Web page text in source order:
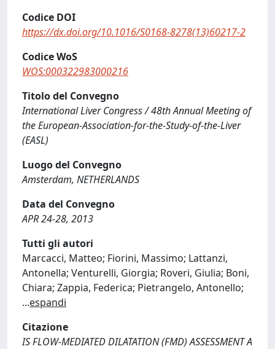
Codice DOI
https://dx.doi.org/10.1016/S0168-8278(13)60217-2
Codice WoS
WOS:000322983000216
Titolo del Convegno
International Liver Congress / 48th Annual Meeting of
the European-Association-for-the-Study-of-the-Liver
(EASL)
Luogo del Convegno
Amsterdam, NETHERLANDS
Data del Convegno
APR 24-28, 2013
Tutti gli autori
Marcacci, Matteo; Fiorini, Massimo; Lattanzi,
Antonella; Venturelli, Giorgia; Roveri, Giulia; Boni,
Chiara; Zappia, Federica; Pietrangelo, Antonello;
...espandi
Citazione
IS FLOW-MEDIATED DILATATION (FMD) ASSESSMENT A